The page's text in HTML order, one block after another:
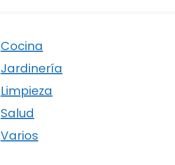
Cocina
Jardinería
Limpieza
Salud
Varios